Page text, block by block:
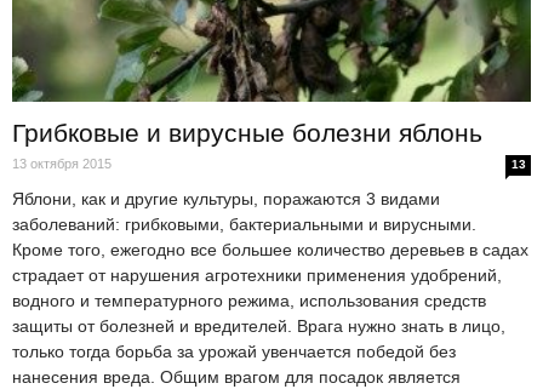
Грибковые и вирусные болезни яблонь
13 октября 2015 13
Яблони, как и другие культуры, поражаются 3 видами
заболеваний: грибковыми, бактериальными и вирусными.
Кроме того, ежегодно все большее количество деревьев в садах
страдает от нарушения агротехники применения удобрений,
водного и температурного режима, использования средств
защиты от болезней и вредителей. Врага нужно знать в лицо,
только тогда борьба за урожай увенчается победой без
нанесения вреда. Общим врагом для посадок является